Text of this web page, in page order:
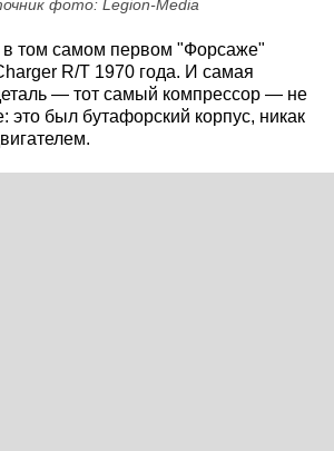
фото: Legion-Media
в том самом первом "Форсаже"
R/T 1970 года. И самая
— тот самый компрессор — не
это был бутафорский корпус, никак